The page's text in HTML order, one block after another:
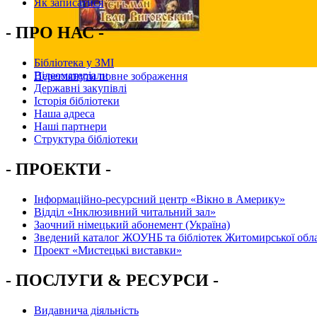
Переглянути повне зображення
Як записатися
- ПРО НАС -
Бібліотека у ЗМІ
Відеоматеріали
Державні закупівлі
Історія бібліотеки
Наша адреса
Наші партнери
Структура бібліотеки
- ПРОЕКТИ -
Інформаційно-ресурсний центр «Вікно в Америку»
Вiддiл «Інклюзивний читальний зал»
Заочний німецький абонемент (Україна)
Зведений каталог ЖОУНБ та бібліотек Житомирської
Проект «Мистецькі виставки»
- ПОСЛУГИ & РЕСУРСИ -
Видавнича діяльність